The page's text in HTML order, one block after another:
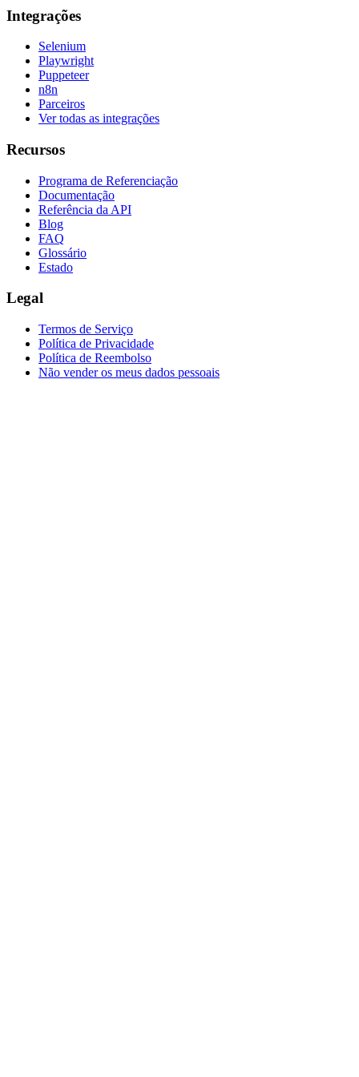
Integrações
Selenium
Playwright
Puppeteer
n8n
Parceiros
Ver todas as integrações
Recursos
Programa de Referenciação
Documentação
Referência da API
Blog
FAQ
Glossário
Estado
Legal
Termos de Serviço
Política de Privacidade
Política de Reembolso
Não vender os meus dados pessoais